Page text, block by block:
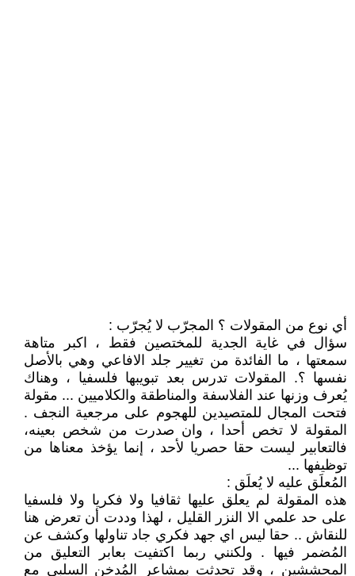
أي نوع من المقولات ؟ المجرّب لا يُجرّب :
سؤال في غاية الجدية للمختصين فقط ، اكبر متاهة
سمعتها ، ما الفائدة من تغيير جلد الافاعي وهي بالأصل
نفسها ؟. المقولات تدرس بعد تبويبها فلسفيا ، وهناك
يُعرف وزنها عند الفلاسفة والمناطقة والكلاميين ... مقولة
فتحت المجال للمتصيدين للهجوم على مرجعية النجف .
المقولة لا تخص أحدا ، وان صدرت من شخص بعينه،
فالتعابير ليست حقا حصريا لأحد ، إنما يؤخذ معناها من
توظيفها ...
المُعلَق عليه لا يُعلَق :
هذه المقولة لم يعلق عليها ثقافيا ولا فكريا ولا فلسفيا
على حد علمي الا النزر القليل ، لهذا وددت أن تعرض هنا
للنقاش .. حقا ليس اي جهد فكري جاد تناولها وكشف عن
المُضمر فيها . ولكنني ربما اكتفيت بعابر التعليق من
المحششين ، وقد تحدثت بمشاعر المُدخن السلبي مع